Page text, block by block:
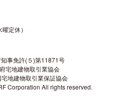
定休）
事免許(５)第11871号
宅地建物取引業協会
宅地建物取引業保証協会
Corporation All rights reserved.